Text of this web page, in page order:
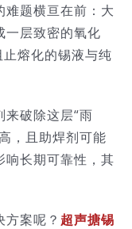
难题横亘在前：大
一层致密的氧化
熔化的锡液与纯
破除这层“雨
，且助焊剂可能
响长期可靠性，其
案呢？ 超声搪锡